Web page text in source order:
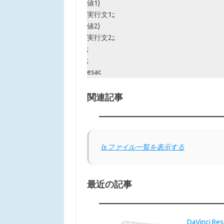
値1)
実行文1;;
値2)
実行文2;;
;
;
esac
関連記事
ls ファイル一覧を表示する
最近の記事
DaVinci